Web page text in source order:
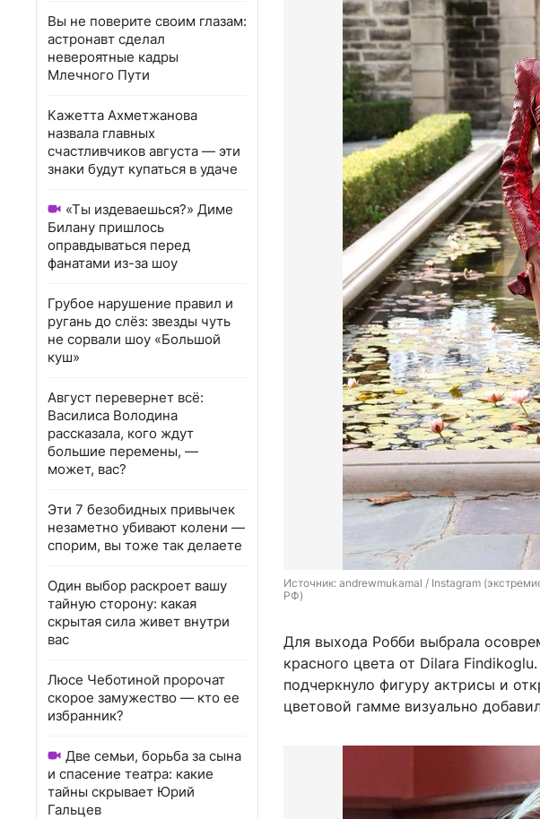
Вы не поверите своим глазам:
астронавт сделал
невероятные кадры
Млечного Пути
Кажетта Ахметжанова
назвала главных
счастливчиков августа — эти
знаки будут купаться в удаче
«Ты издеваешься?» Диме
Билану пришлось
оправдываться перед
фанатами из-за шоу
Грубое нарушение правил и
ругань до слёз: звезды чуть
не сорвали шоу «Большой
куш»
Август перевернет всё:
Василиса Володина
рассказала, кого ждут
большие перемены, —
может, вас?
Эти 7 безобидных привычек
незаметно убивают колени —
спорим, вы тоже так делаете
Один выбор раскроет вашу
тайную сторону: какая
скрытая сила живет внутри
вас
Люсе Чеботиной пророчат
скорое замужество — кто ее
избранник?
Две семьи, борьба за сына
и спасение театра: какие
тайны скрывает Юрий
Гальцев
Источник: andrewmukamal / Instagram
РФ)
Для выхода Робби выбрала
красного цвета от Dilara
подчеркнуло фигуру актрисы и
цветовой гамме визуально